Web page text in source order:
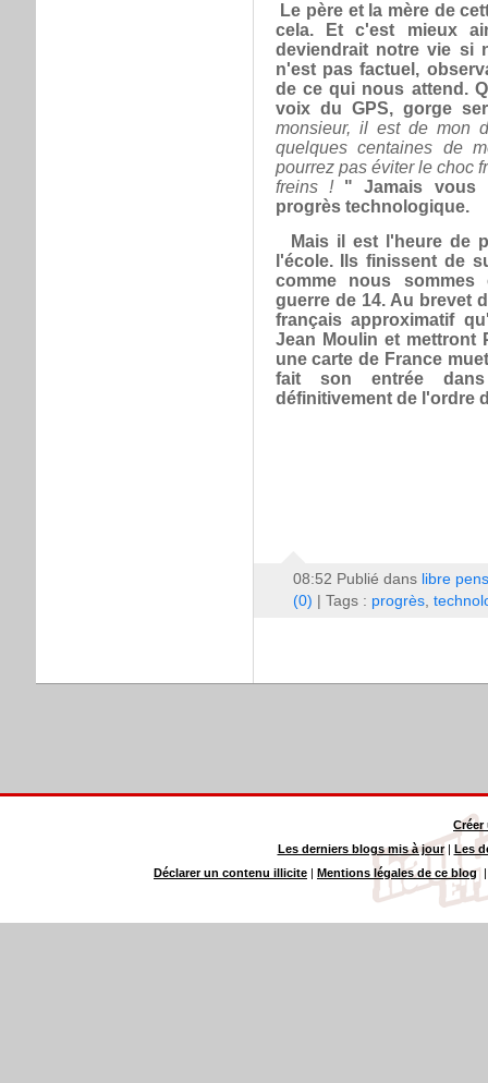
Le père et la mère de
cela. Et c'est mieux
deviendrait notre vie si
n'est pas factuel,
de ce qui nous attend.
voix du GPS, gorge
monsieur, il est de mon
quelques centaines de
pourrez pas éviter le choc
freins !" Jamais vous
progrès technologique.
Mais il est l'heure de
l'école. Ils finissent de
comme nous
guerre de 14. Au brevet
français approximatif
Jean Moulin et mettront
une carte de France
fait son entrée
définitivement de l'ordre
08:52 Publié dans libre
(0) | Tags : progrès,
Créer
Les derniers blogs mis à jour| Les
Déclarer un contenu illicite | Mentions légales de ce blog